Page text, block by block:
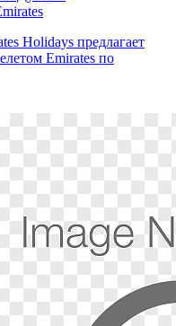
Holidays предлагает
Emirates по